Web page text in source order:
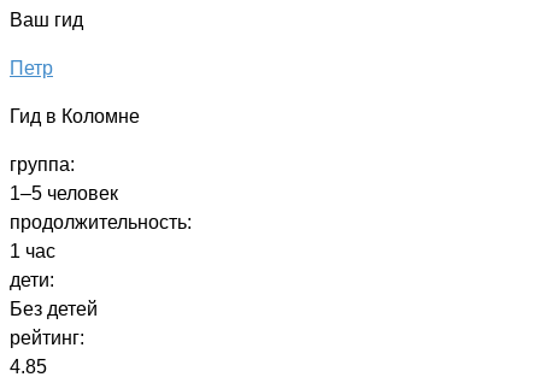
Ваш гид
Петр
Гид в Коломне
группа:
1–5 человек
продолжительность:
1 час
дети:
Без детей
рейтинг:
4.85